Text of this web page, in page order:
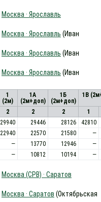
Москва · Ярославль
Москва · Ярославль (Иван
Москва · Ярославль (Иван
Москва · Ярославль (Иван
1
(2м)
1А
(2м+доп)
1Б
(2м+доп)
1В
2 2 2
1
29940 29446 28126
42810
22940 22570 21580
—
— 13770 12946
—
— 10812 10194 —
Москва (СРВ) · Саратов
Москва · Саратов (Октябрьская